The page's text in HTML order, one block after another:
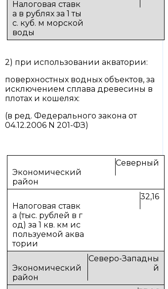
2) при использовании акватории:
поверхностных водных объектов, за
исключением сплава древесины в
плотах и кошелях:
(в ред. Федерального закона от
04.12.2006 N 201-ФЗ)
Северный
32,16
Северо-Западны
й